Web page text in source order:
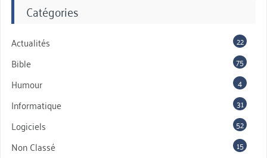
Catégories
Actualités 22
Bible 75
Humour 4
Informatique 31
Logiciels 52
Non Classé 15